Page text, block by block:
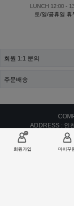
회원가입 마이꾸
LUNCH 12:00 -
토/일/공휴일 휴
회원 1:1 문의
주문배송
ADDRESS : 인
CALL